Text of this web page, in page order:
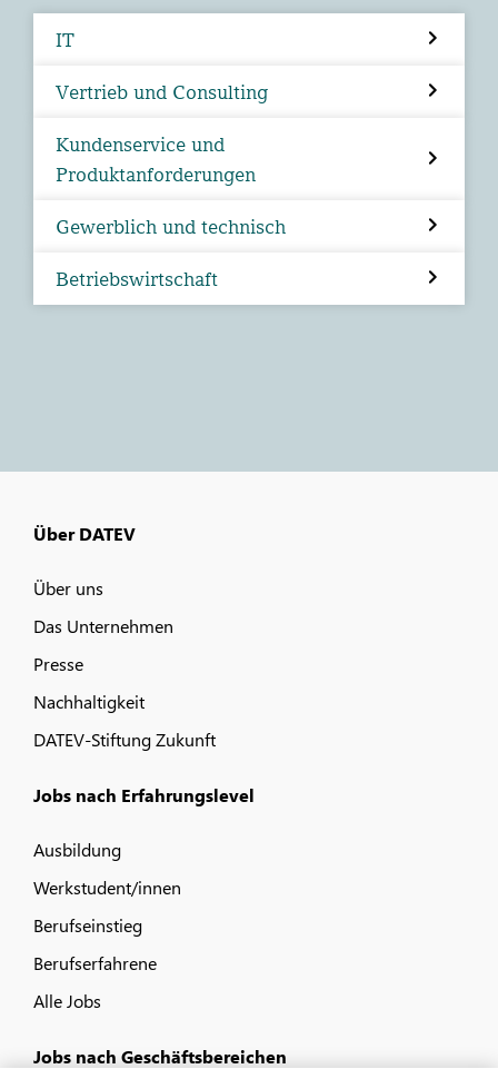
IT
Vertrieb und Consulting
Kundenservice und
Produktanforderungen
Gewerblich und technisch
Betriebswirtschaft
Über DATEV
Über uns
Das Unternehmen
Presse
Nachhaltigkeit
DATEV-Stiftung Zukunft
Jobs nach Erfahrungslevel
Ausbildung
Werkstudent/innen
Berufseinstieg
Berufserfahrene
Alle Jobs
Jobs nach Geschäftsbereichen